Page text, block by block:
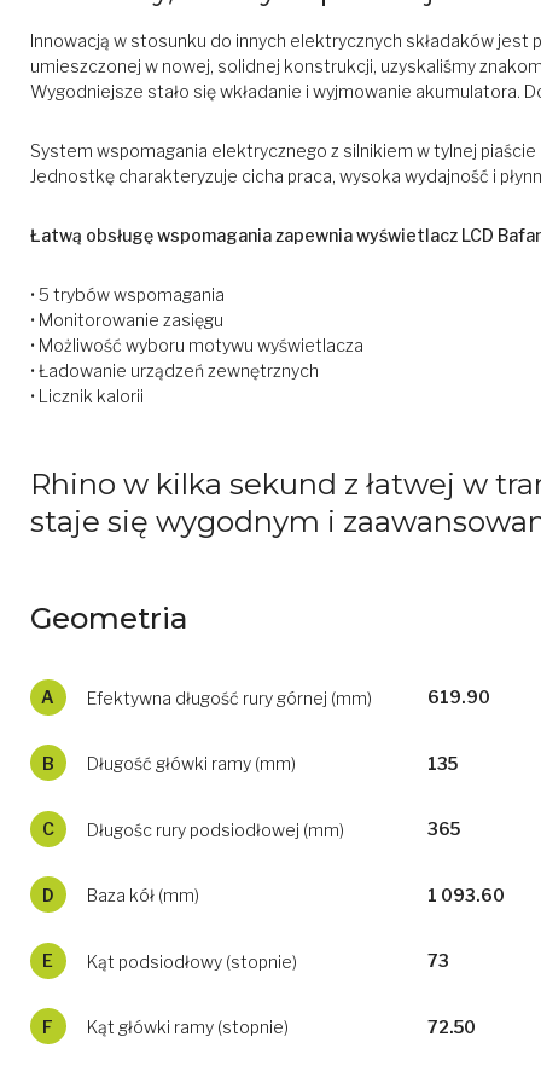
Innowacją w stosunku do innych elektrycznych składaków jest
umieszczonej w nowej, solidnej konstrukcji, uzyskaliśmy
Wygodniejsze stało się wkładanie i wyjmowanie akumulatora.
System wspomagania elektrycznego z silnikiem w tylnej
Jednostkę charakteryzuje cicha praca, wysoka wydajność i
Łatwą obsługę wspomagania zapewnia wyświetlacz LCD
• 5 trybów wspomagania
• Monitorowanie zasięgu
• Możliwość wyboru motywu wyświetlacza
• Ładowanie urządzeń zewnętrznych
• Licznik kalorii
Rhino w kilka sekund z łatwej w
staje się wygodnym i
Geometria
A Efektywna długość rury górnej (mm) 619.90
B Długość główki ramy (mm) 135
C Długośc rury podsiodłowej (mm) 365
D Baza kół (mm) 1 093.60
E Kąt podsiodłowy (stopnie) 73
F Kąt główki ramy (stopnie) 72.50